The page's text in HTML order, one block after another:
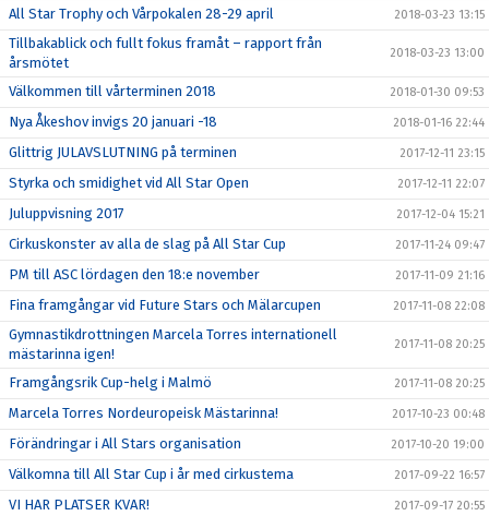
All Star Trophy och Vårpokalen 28-29 april 2018-03-23 13:15
Tillbakablick och fullt fokus framåt – rapport från
årsmötet
2018-03-23 13:00
Välkommen till vårterminen 2018 2018-01-30 09:53
Nya Åkeshov invigs 20 januari -18 2018-01-16 22:44
Glittrig JULAVSLUTNING på terminen 2017-12-11 23:15
Styrka och smidighet vid All Star Open 2017-12-11 22:07
Juluppvisning 2017 2017-12-04 15:21
Cirkuskonster av alla de slag på All Star Cup 2017-11-24 09:47
PM till ASC lördagen den 18:e november 2017-11-09 21:16
Fina framgångar vid Future Stars och Mälarcupen 2017-11-08 22:08
Gymnastikdrottningen Marcela Torres internationell
mästarinna igen!
2017-11-08 20:25
Framgångsrik Cup-helg i Malmö 2017-11-08 20:25
Marcela Torres Nordeuropeisk Mästarinna! 2017-10-23 00:48
Förändringar i All Stars organisation 2017-10-20 19:00
Välkomna till All Star Cup i år med cirkustema 2017-09-22 16:57
VI HAR PLATSER KVAR! 2017-09-17 20:55